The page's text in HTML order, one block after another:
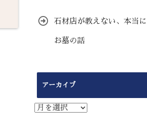
石材店が教えない、本当
お墓の話
アーカイブ
ア
ー